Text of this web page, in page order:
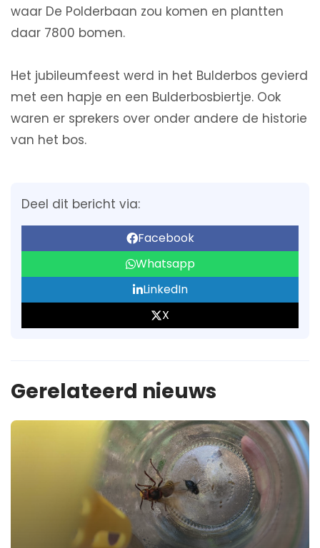
waar De Polderbaan zou komen en plantten
daar 7800 bomen.
Het jubileumfeest werd in het Bulderbos gevierd
met een hapje en een Bulderbosbiertje. Ook
waren er sprekers over onder andere de historie
van het bos.
Deel dit bericht via:
Facebook
Whatsapp
LinkedIn
X
Gerelateerd nieuws